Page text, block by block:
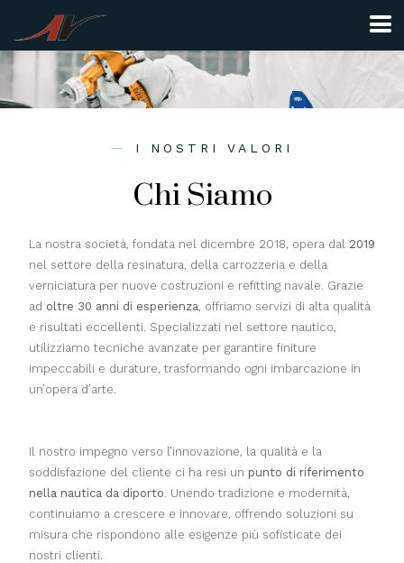
I NOSTRI VALORI
Chi Siamo
La nostra società, fondata nel dicembre 2018, opera dal 2019
nel settore della resinatura, della carrozzeria e della
verniciatura per nuove costruzioni e refitting navale. Grazie
ad oltre 30 anni di esperienza, offriamo servizi di alta qualità
e risultati eccellenti. Specializzati nel settore nautico,
utilizziamo tecniche avanzate per garantire finiture
impeccabili e durature, trasformando ogni imbarcazione in
un’opera d’arte.
Il nostro impegno verso l’innovazione, la qualità e la
soddisfazione del cliente ci ha resi un punto di riferimento
nella nautica da diporto. Unendo tradizione e modernità,
continuiamo a crescere e innovare, offrendo soluzioni su
misura che rispondono alle esigenze più sofisticate dei
nostri clienti.